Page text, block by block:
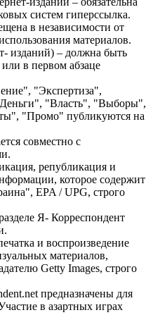
систем гиперссылка.
в независимости от
материалов.
изданий) – должна быть
в первом абзаце
"Экспертиза",
"Власть", "Выборы",
"Промо" публикуются на
совместно с
републикация и
которое содержит
EPA / UPG, строго
Я- Корреспондент
и воспроизведение
материалов,
Getty Images, строго
предназначены для
в азартных играх